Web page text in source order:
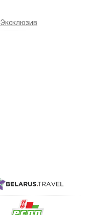
Эксклюзив